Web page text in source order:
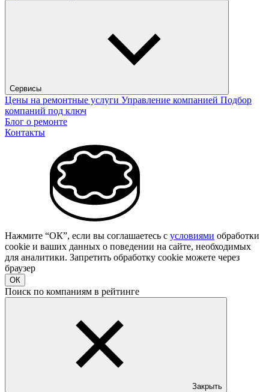
Сервисы
Цены на ремонтные услуги Управление компанией Подбор
компаний под ключ
Блог о ремонте
Контакты
Нажмите “ОК”, если вы соглашаетесь с условиями обработки
cookie и ваших данных о поведении на сайте, необходимых
для аналитики. Запретить обработку cookie можете через
браузер
ОК
Поиск по компаниям в рейтинге
Закрыть